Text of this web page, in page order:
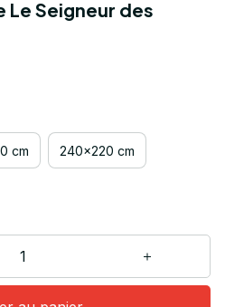
Le Seigneur des
cm 240x220 cm